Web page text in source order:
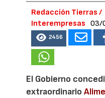
Redacción Tierras /
Interempresas
03/
2456
El Gobierno
extraordinario